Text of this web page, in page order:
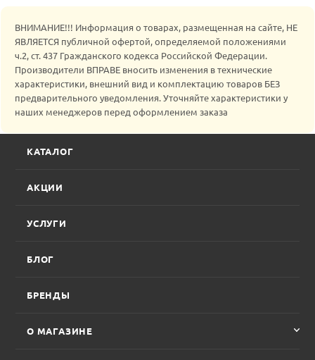
ВНИМАНИЕ!!! Информация о товарах, размещенная на сайте, НЕ
ЯВЛЯЕТСЯ публичной офертой, определяемой положениями
ч.2, ст. 437 Гражданского кодекса Российской Федерации.
Производители ВПРАВЕ вносить изменения в технические
характеристики, внешний вид и комплектацию товаров БЕЗ
предварительного уведомления. Уточняйте характеристики у
наших менеджеров перед оформлением заказа
КАТАЛОГ
АКЦИИ
УСЛУГИ
БЛОГ
БРЕНДЫ
О МАГАЗИНЕ